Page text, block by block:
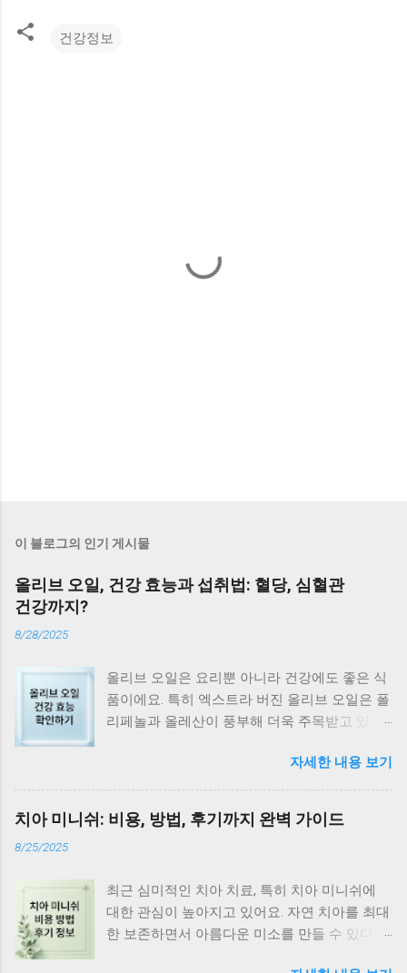
건강정보
이 블로그의 인기 게시물
올리브 오일, 건강 효능과 섭취법: 혈당, 심혈관
건강까지?
8/28/2025
올리브 오일은 요리뿐 아니라 건강에도 좋은 식
품이에요. 특히 엑스트라 버진 올리브 오일은 폴
리페놀과 올레산이 풍부해 더욱 주목받고 있죠.
효능과 섭취법을 자세히 알아볼까요? 올리브 오
일, 왜 좋을까? 올리브 오일은 단순한 요리 재료
가 아닌 건강에 좋은 식품이에요. 엑스트라 버진
올리브 오일은 폴리페놀과 올레산이 풍부해 특
기대할 수 있답니다. 식품의약품안전처에서 건
강 정보 더 알아보기 심혈관 건강 지킴이 올리브
오일은 혈관 건강에 긍정적인 영향을 미쳐요. 올
자세한 내용 보기
치아 미니쉬: 비용, 방법, 후기까지 완벽 가이드
8/25/2025
최근 심미적인 치아 치료, 특히 치아 미니쉬에
대한 관심이 높아지고 있어요. 자연 치아를 최대
한 보존하면서 아름다운 미소를 만들 수 있다는